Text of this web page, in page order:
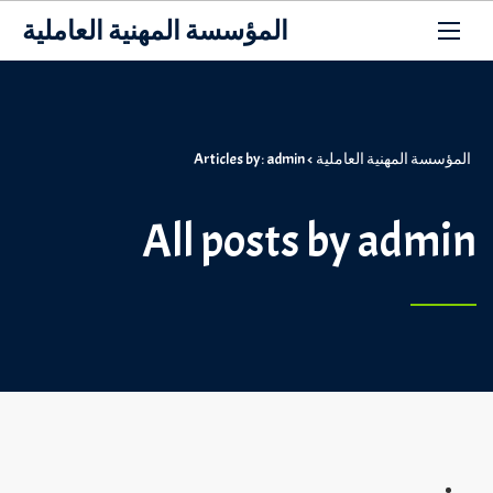
المؤسسة المهنية العاملية
المؤسسة المهنية العاملية >
Articles by: admin
All posts by admin